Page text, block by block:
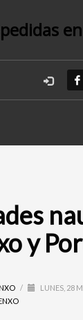
y
/ LUNES, 28